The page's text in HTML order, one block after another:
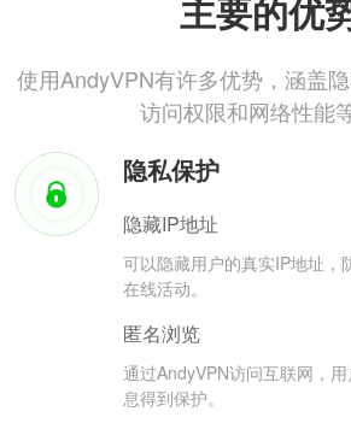
主要的优
使用AndyVPN有许多优势，涵盖隐
访问权限和网络性能
隐私保护
隐藏IP地址
可以隐藏用户的真实IP地址，
在线活动。
匿名浏览
通过AndyVPN访问互联网，
息得到保护。